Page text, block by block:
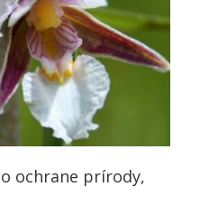
ochrane prírody,